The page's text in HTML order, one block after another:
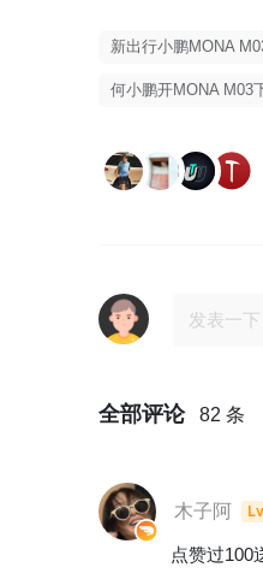
新出行小鹏MONA
何小鹏开MONA M03
全部评论 82 条
木子阿
点赞过100